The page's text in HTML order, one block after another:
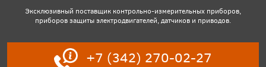
Эксклюзивный поставщик контрольно-измерительных приборов,
приборов защиты электродвигателей, датчиков и приводов.
+7 (342) 270-02-27